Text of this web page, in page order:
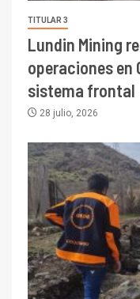
TITULAR 3
Lundin Mining
operaciones en
sistema frontal
28 julio, 2026